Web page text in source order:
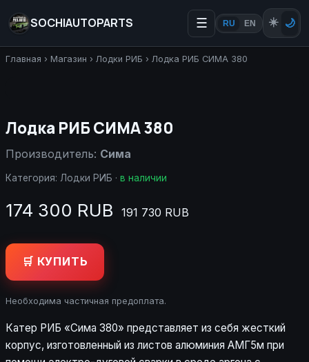
SOCHIAUTOPARTS ☰ RU EN ☀️ 🌙
Главная › Магазин › Лодки РИБ › Лодка РИБ СИМА 380
Лодка РИБ СИМА 380
Производитель: Сима
Категория: Лодки РИБ · в наличии
174 300 RUB 191 730 RUB
🛒 КУПИТЬ
Необходима частичная предоплата.
Катер РИБ «Сима 380» представляет из себя жесткий
корпус, изготовленный из листов алюминия АМГ5м при